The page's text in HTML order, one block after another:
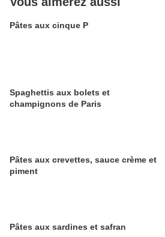
Pâtes aux cinque P
Spaghettis aux bolets et
champignons de Paris
Pâtes aux crevettes, sauce crème et
piment
Pâtes aux sardines et safran